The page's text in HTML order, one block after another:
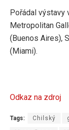
Pořádal výstavy
Metropolitan
(Buenos Aires),
(Miami).
Odkaz na zdroj
Tags: Chilský